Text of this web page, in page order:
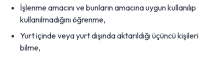
İşlenme amacını ve bunların amacına uygun kullanılıp
kullanılmadığını öğrenme,
Yurt içinde veya yurt dışında aktarıldığı üçüncü kişileri
bilme,